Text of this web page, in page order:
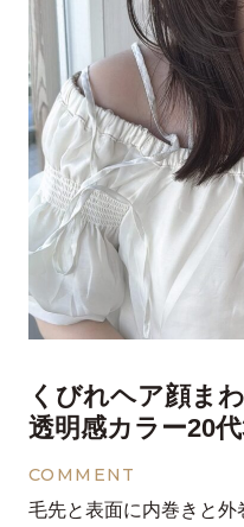
くびれヘア顔ま
透明感カラー20
COMMENT
毛先と表面に内巻きと